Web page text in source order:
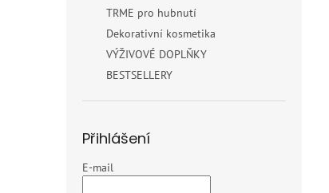
TRME pro hubnutí
Dekorativní kosmetika
VÝŽIVOVÉ DOPLŇKY
BESTSELLERY
Přihlášení
E-mail